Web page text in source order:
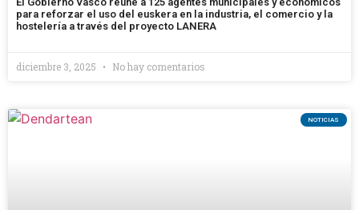
para reforzar el uso del euskera en la industria, el comercio y la
hostelería a través del proyecto LANERA
diciembre 3, 2025 No hay comentarios
NOTICIAS